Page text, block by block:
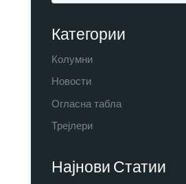
Категории
Колумни
Новости
Огласна табла
Трејлери
Најнови Статии